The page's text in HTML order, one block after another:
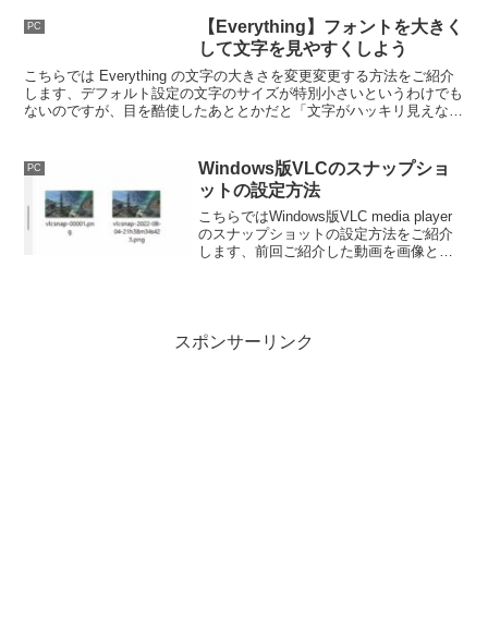
PC
【Everything】フォントを大きく
して文字を見やすくしよう
こちらでは Everything の文字の大きさを変更変更する方法をご紹介
します、デフォルト設定の文字のサイズが特別小さいというわけでも
ないのですが、目を酷使したあととかだと「文字がハッキリ見えな
PC
Windows版VLCのスナップショ
ットの設定方法
こちらではWindows版VLC media player
のスナップショットの設定方法をご紹介
します、前回ご紹介した動画を画像とし
スポンサーリンク